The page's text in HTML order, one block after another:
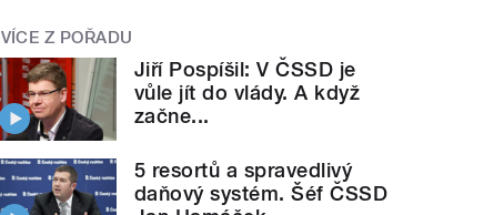
VÍCE Z POŘADU
Jiří Pospíšil: V ČSSD je
vůle jít do vlády. A když
začne...
5 resortů a spravedlivý
daňový systém. Šéf ČSSD